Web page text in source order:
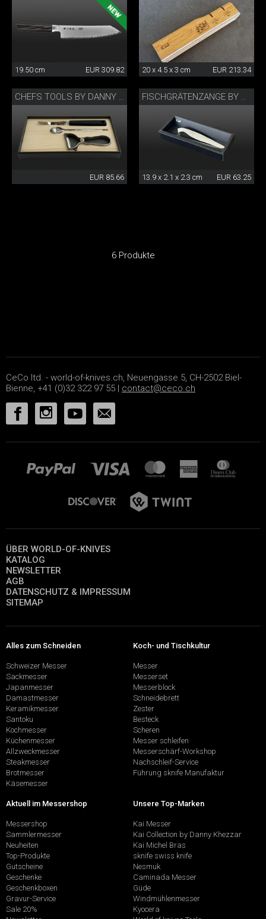
19.50 cm EUR 309.82 20 x 4.5 x 3 cm EUR 213.34
CHEFS TOOLS BY DANNY KHEZZAR
EUR 85.66
FISCHGRÄTENZANGE BY DANNY KHEZZAR
13.9 x 2.1 x 2.3 cm EUR 63.25
6 Produkte
CeCo ltd. - world-of-knives.ch, Neuengasse 5, CH-2502 Biel-
Bienne, +41 (0)32 322 97 55 | contact@ceco.ch
ÜBER WORLD-OF-KNIVES
KATALOG
NEWSLETTER
AGB
DATENSCHUTZ & IMPRESSUM
SITEMAP
Alles zum Schneiden
Schweizer Messer
Sackmesser
Japanmesser
Damastmesser
Keramikmesser
Santoku
Kochmesser
Küchenmesser
Allzweckmesser
Steakmesser
Brotmesser
Käsemesser
Koch- und Tischkultur
Messer
Messerset
Messerblock
Schneidebrett
Zester
Besteck
Scheren
Messer schleifen
Messerschärf-Workshop
Nachschleif-Service
Führung sknife Manufaktur
Aktuell im Messershop
Messershop
Sammlermesser
Neuheiten
Top-Produkte
Gutscheine
Geschenke
Geschenkboxen
Gravur-Service
Sale 20%
Unsere Top-Marken
Kai Messer
Kai Collection by Danny Khezzar
Kai Michel Bras
sknife swiss knife
Nesmuk
Caminada Messer
Güde
Windmühlenmesser
Kyocera